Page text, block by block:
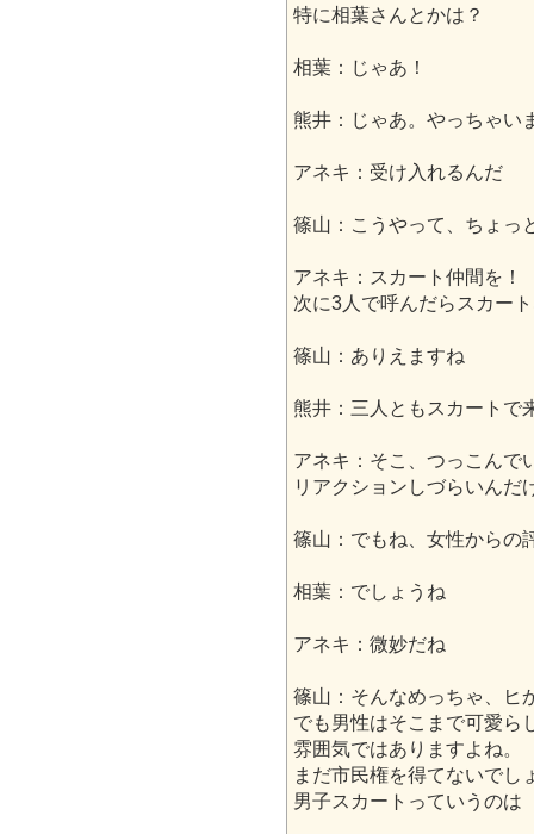
特に相葉さんとかは？
相葉：じゃあ！
熊井：じゃあ。やっちゃい
アネキ：受け入れるんだ
篠山：こうやって、ちょっ
アネキ：スカート仲間を！
次に3人で呼んだらスカー
篠山：ありえますね
熊井：三人ともスカートで
アネキ：そこ、つっこんで
リアクションしづらいん
篠山：でもね、女性からの
相葉：でしょうね
アネキ：微妙だね
篠山：そんなめっちゃ、ヒ
でも男性はそこまで可愛ら
雰囲気ではありますよね。
まだ市民権を得てないでし
男子スカートっていうのは